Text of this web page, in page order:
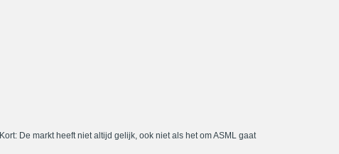
Kort: De markt heeft niet altijd gelijk, ook niet als het om ASML gaat